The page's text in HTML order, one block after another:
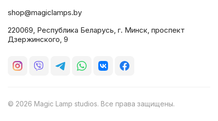
shop@magiclamps.by
220069, Республика Беларусь, г. Минск, проспект
Дзержинского, 9
© 2026 Magic Lamp studios. Все права защищены.